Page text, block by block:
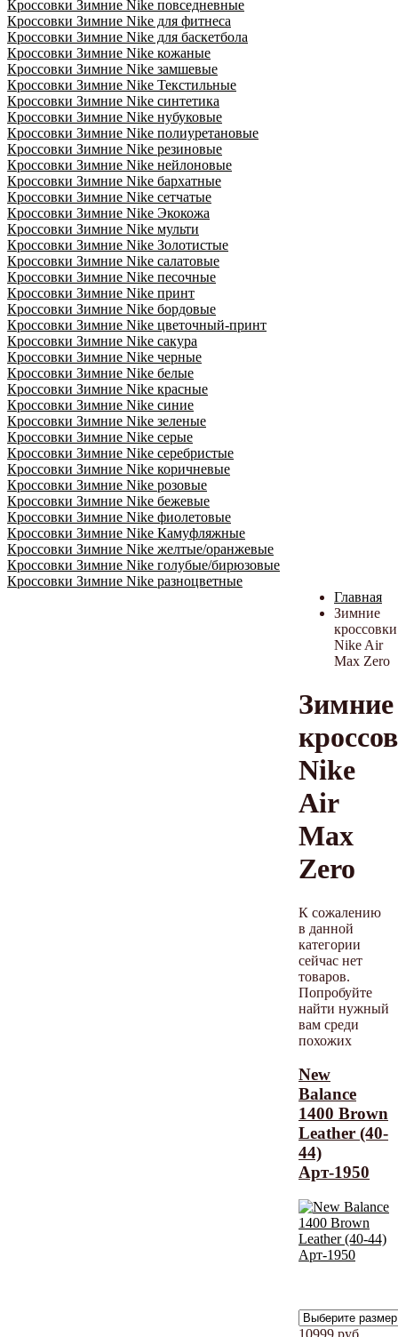
Кроссовки Зимние Nike повседневные
Кроссовки Зимние Nike для фитнеса
Кроссовки Зимние Nike для баскетбола
Кроссовки Зимние Nike кожаные
Кроссовки Зимние Nike замшевые
Кроссовки Зимние Nike Текстильные
Кроссовки Зимние Nike синтетика
Кроссовки Зимние Nike нубуковые
Кроссовки Зимние Nike полиуретановые
Кроссовки Зимние Nike резиновые
Кроссовки Зимние Nike нейлоновые
Кроссовки Зимние Nike бархатные
Кроссовки Зимние Nike сетчатые
Кроссовки Зимние Nike Экокожа
Кроссовки Зимние Nike мульти
Кроссовки Зимние Nike Золотистые
Кроссовки Зимние Nike салатовые
Кроссовки Зимние Nike песочные
Кроссовки Зимние Nike принт
Кроссовки Зимние Nike бордовые
Кроссовки Зимние Nike цветочный-принт
Кроссовки Зимние Nike сакура
Кроссовки Зимние Nike черные
Кроссовки Зимние Nike белые
Кроссовки Зимние Nike красные
Кроссовки Зимние Nike синие
Кроссовки Зимние Nike зеленые
Кроссовки Зимние Nike серые
Кроссовки Зимние Nike серебристые
Кроссовки Зимние Nike коричневые
Кроссовки Зимние Nike розовые
Кроссовки Зимние Nike бежевые
Кроссовки Зимние Nike фиолетовые
Кроссовки Зимние Nike Камуфляжные
Кроссовки Зимние Nike желтые/оранжевые
Кроссовки Зимние Nike голубые/бирюзовые
Кроссовки Зимние Nike разноцветные
Главная
Зимние
кроссовки
Nike Air
Max Zero
Зимние
Nike
Air
Max
Zero
К сожалению
в данной
категории
сейчас нет
товаров.
Попробуйте
найти нужный
вам среди
похожих
New
Balance
1400 Brown
Leather (40-
44)
Арт-1950
10999 руб.